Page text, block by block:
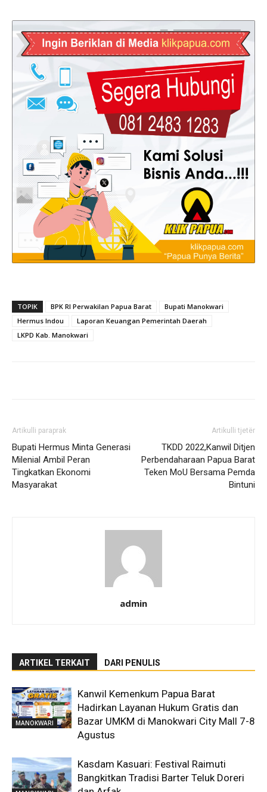
TOPIK BPK RI Perwakilan Papua Barat
Bupati Manokwari
Hermus Indou
Laporan Keuangan Pemerintah Daerah
LKPD Kab. Manokwari
Artikulli paraprak
Bupati Hermus Minta Generasi
Milenial Ambil Peran
Tingkatkan Ekonomi
Masyarakat
Artikulli tjetër
TKDD 2022,Kanwil Ditjen
Perbendaharaan Papua Barat
Teken MoU Bersama Pemda
Bintuni
admin
ARTIKEL TERKAIT DARI PENULIS
MANOKWARI
Kanwil Kemenkum Papua Barat
Hadirkan Layanan Hukum Gratis dan
Bazar UMKM di Manokwari City Mall 7-8
Agustus
Kasdam Kasuari: Festival Raimuti
Bangkitkan Tradisi Barter Teluk Doreri